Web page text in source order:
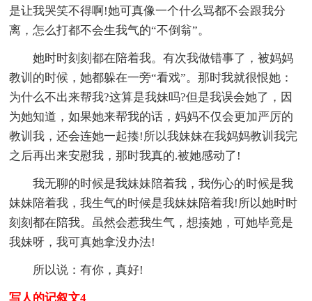
是让我哭笑不得啊!她可真像一个什么骂都不会跟我分
离，怎么打都不会生我气的“不倒翁”。
她时时刻刻都在陪着我。有次我做错事了，被妈妈
教训的时候，她都躲在一旁“看戏”。那时我就很恨她：
为什么不出来帮我?这算是我妹吗?但是我误会她了，因
为她知道，如果她来帮我的话，妈妈不仅会更加严厉的
教训我，还会连她一起揍!所以我妹妹在我妈妈教训我完
之后再出来安慰我，那时我真的.被她感动了!
我无聊的时候是我妹妹陪着我，我伤心的时候是我
妹妹陪着我，我生气的时候是我妹妹陪着我!所以她时时
刻刻都在陪我。虽然会惹我生气，想揍她，可她毕竟是
我妹呀，我可真她拿没办法!
所以说：有你，真好!
写人的记叙文4